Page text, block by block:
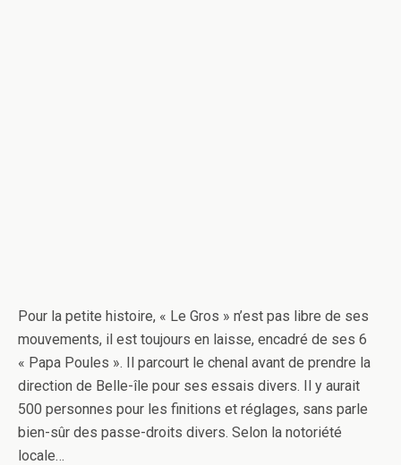
Pour la petite histoire, « Le Gros » n’est pas libre de ses
mouvements, il est toujours en laisse, encadré de ses 6
« Papa Poules ». Il parcourt le chenal avant de prendre la
direction de Belle-île pour ses essais divers. Il y aurait
500 personnes pour les finitions et réglages, sans parle
bien-sûr des passe-droits divers. Selon la notoriété
locale…